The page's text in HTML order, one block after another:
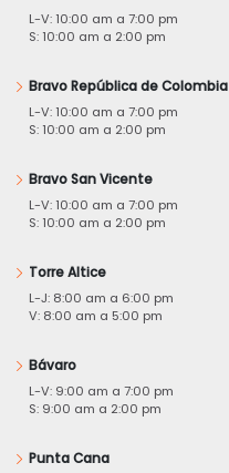
L-V: 10:00 am a 7:00 pm
S: 10:00 am a 2:00 pm
Bravo República de Colombia
L-V: 10:00 am a 7:00 pm
S: 10:00 am a 2:00 pm
Bravo San Vicente
L-V: 10:00 am a 7:00 pm
S: 10:00 am a 2:00 pm
Torre Altice
L-J: 8:00 am a 6:00 pm
V: 8:00 am a 5:00 pm
Bávaro
L-V: 9:00 am a 7:00 pm
S: 9:00 am a 2:00 pm
Punta Cana